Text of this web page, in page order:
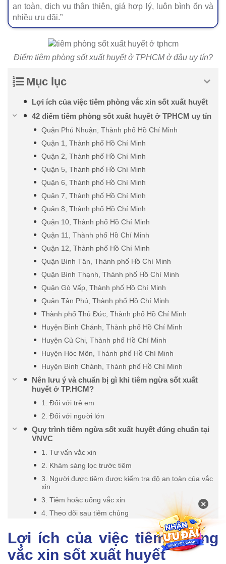
an toàn, dịch vụ thân thiện, giá hợp lý, luôn bình ổn và
nhiều ưu đãi.”
Điểm tiêm phòng sốt xuất huyết ở TPHCM ở đâu uy tín?
Mục lục
Lợi ích của việc tiêm phòng vắc xin sốt xuất huyết
42 điểm tiêm phòng sốt xuất huyết ở TPHCM uy tín
Quận Phú Nhuận, Thành phố Hồ Chí Minh
Quận 1, Thành phố Hồ Chí Minh
Quận 2, Thành phố Hồ Chí Minh
Quận 5, Thành phố Hồ Chí Minh
Quận 6, Thành phố Hồ Chí Minh
Quận 7, Thành phố Hồ Chí Minh
Quận 8, Thành phố Hồ Chí Minh
Quận 10, Thành phố Hồ Chí Minh
Quận 11, Thành phố Hồ Chí Minh
Quận 12, Thành phố Hồ Chí Minh
Quận Bình Tân, Thành phố Hồ Chí Minh
Quận Bình Thạnh, Thành phố Hồ Chí Minh
Quận Gò Vấp, Thành phố Hồ Chí Minh
Quận Tân Phú, Thành phố Hồ Chí Minh
Thành phố Thủ Đức, Thành phố Hồ Chí Minh
Huyện Bình Chánh, Thành phố Hồ Chí Minh
Huyện Củ Chi, Thành phố Hồ Chí Minh
Huyện Hóc Môn, Thành phố Hồ Chí Minh
Huyện Bình Chánh, Thành phố Hồ Chí Minh
Nên lưu ý và chuẩn bị gì khi tiêm ngừa sốt xuất
huyết ở TP.HCM?
1. Đối với trẻ em
2. Đối với người lớn
Quy trình tiêm ngừa sốt xuất huyết đúng chuẩn tại
VNVC
1. Tư vấn vắc xin
2. Khám sàng lọc trước tiêm
3. Người được tiêm được kiểm tra độ an toàn của vắc
xin
3. Tiêm hoặc uống vắc xin
4. Theo dõi sau tiêm chủng
Lợi ích của việc tiêm phòng
vắc xin sốt xuất huyết
×